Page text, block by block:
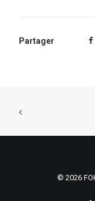
Partager
© 2026